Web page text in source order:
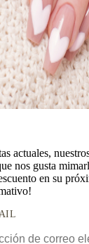
actuales,
nos gusta
en su